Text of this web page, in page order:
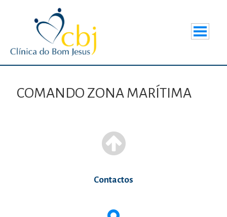
COMANDO ZONA MARÍTIMA
Contactos